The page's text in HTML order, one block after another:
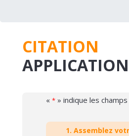
CITATION
« * » indique les
1. Assemblez